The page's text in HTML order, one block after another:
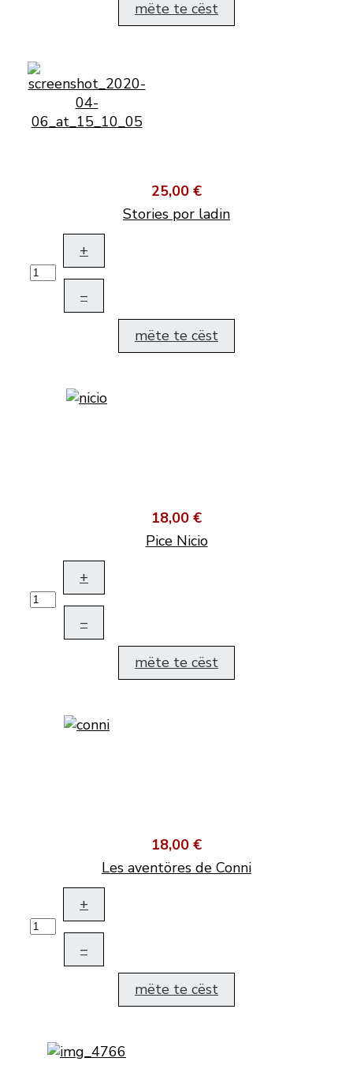
mëte te cëst
25,00 €
Stories por ladin
+
–
mëte te cëst
18,00 €
Pice Nicio
+
–
mëte te cëst
18,00 €
Les aventöres de Conni
+
–
mëte te cëst